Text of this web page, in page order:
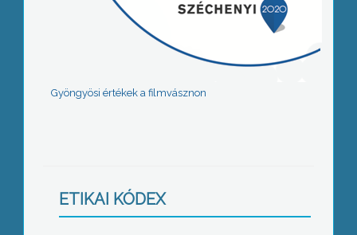
Gyöngyösi értékek a filmvásznon
ETIKAI KÓDEX